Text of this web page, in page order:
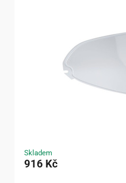
Skladem
916 Kč